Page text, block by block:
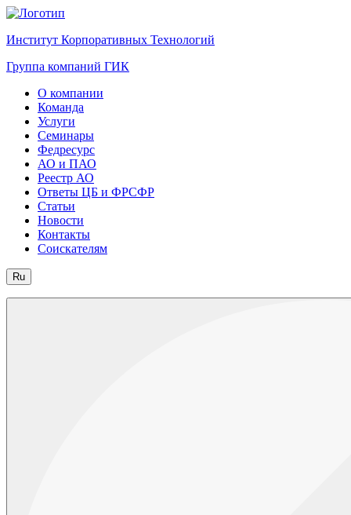
Институт Корпоративных Технологий
Группа компаний ГИК
О компании
Команда
Услуги
Семинары
Федресурс
АО и ПАО
Реестр АО
Ответы ЦБ и ФРСФР
Статьи
Новости
Контакты
Соискателям
Ru